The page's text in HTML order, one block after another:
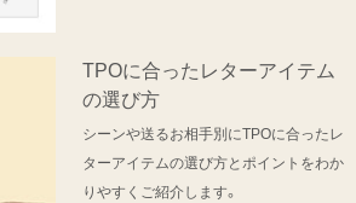
TPOに合ったレターアイテム
の選び方
シーンや送るお相手別にTPOに合ったレ
ターアイテムの選び方とポイントをわか
りやすくご紹介します。